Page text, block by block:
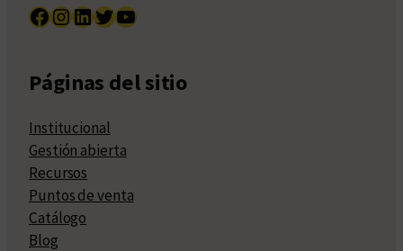
Facebook InstagramLinkedIn Twitter YouTube
Páginas del sitio
Institucional
Gestión abierta
Recursos
Puntos de venta
Catálogo
Blog